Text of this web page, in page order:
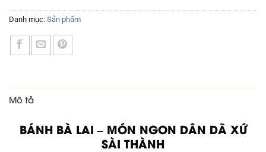
Danh mục: Sản phẩm
Mô tả
BÁNH BÀ LAI – MÓN NGON DÂN DÃ XỨ
SÀI THÀNH